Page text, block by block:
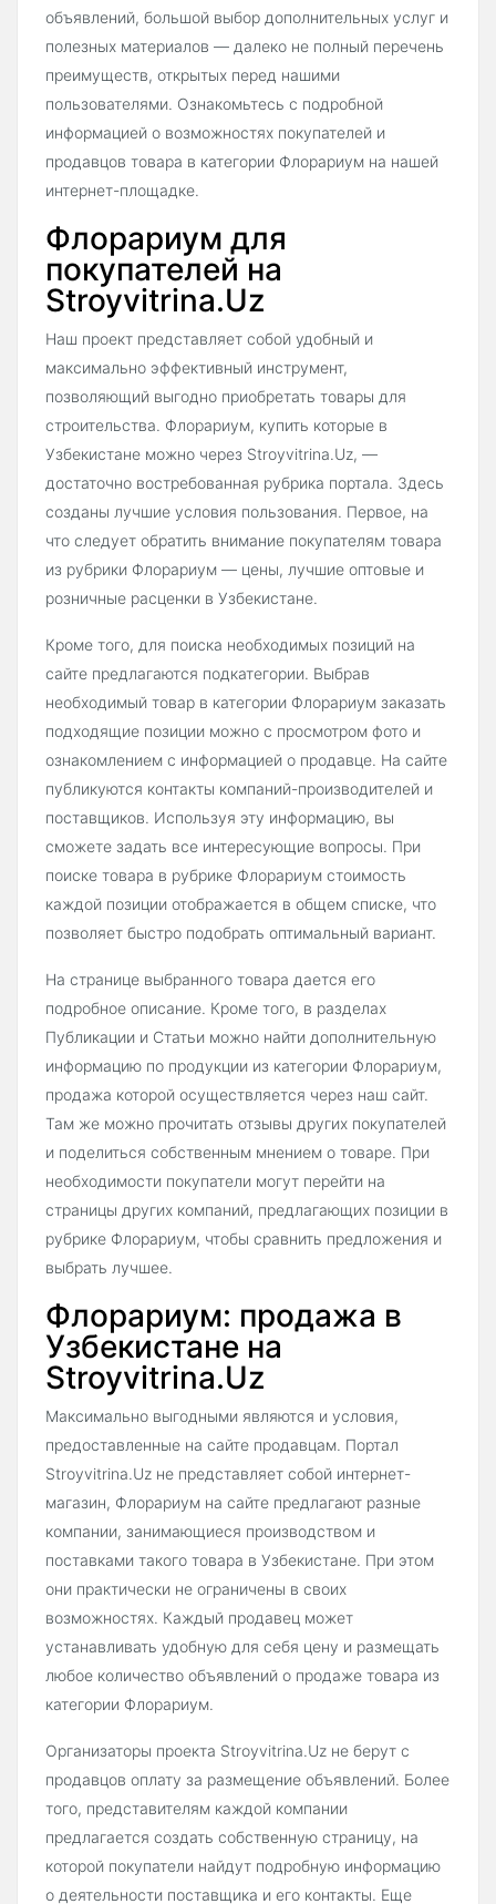
объявлений, большой выбор дополнительных услуг и
полезных материалов — далеко не полный перечень
преимуществ, открытых перед нашими
пользователями. Ознакомьтесь с подробной
информацией о возможностях покупателей и
продавцов товара в категории Флорариум на нашей
интернет-площадке.
Флорариум для
покупателей на
Stroyvitrina.Uz
Наш проект представляет собой удобный и
максимально эффективный инструмент,
позволяющий выгодно приобретать товары для
строительства. Флорариум, купить которые в
Узбекистане можно через Stroyvitrina.Uz, —
достаточно востребованная рубрика портала. Здесь
созданы лучшие условия пользования. Первое, на
что следует обратить внимание покупателям товара
из рубрики Флорариум — цены, лучшие оптовые и
розничные расценки в Узбекистане.
Кроме того, для поиска необходимых позиций на
сайте предлагаются подкатегории. Выбрав
необходимый товар в категории Флорариум заказать
подходящие позиции можно с просмотром фото и
ознакомлением с информацией о продавце. На сайте
публикуются контакты компаний-производителей и
поставщиков. Используя эту информацию, вы
сможете задать все интересующие вопросы. При
поиске товара в рубрике Флорариум стоимость
каждой позиции отображается в общем списке, что
позволяет быстро подобрать оптимальный вариант.
На странице выбранного товара дается его
подробное описание. Кроме того, в разделах
Публикации и Статьи можно найти дополнительную
информацию по продукции из категории Флорариум,
продажа которой осуществляется через наш сайт.
Там же можно прочитать отзывы других покупателей
и поделиться собственным мнением о товаре. При
необходимости покупатели могут перейти на
страницы других компаний, предлагающих позиции в
рубрике Флорариум, чтобы сравнить предложения и
выбрать лучшее.
Флорариум: продажа в
Узбекистане на
Stroyvitrina.Uz
Максимально выгодными являются и условия,
предоставленные на сайте продавцам. Портал
Stroyvitrina.Uz не представляет собой интернет-
магазин, Флорариум на сайте предлагают разные
компании, занимающиеся производством и
поставками такого товара в Узбекистане. При этом
они практически не ограничены в своих
возможностях. Каждый продавец может
устанавливать удобную для себя цену и размещать
любое количество объявлений о продаже товара из
категории Флорариум.
Организаторы проекта Stroyvitrina.Uz не берут с
продавцов оплату за размещение объявлений. Более
того, представителям каждой компании
предлагается создать собственную страницу, на
которой покупатели найдут подробную информацию
о деятельности поставщика и его контакты. Еще